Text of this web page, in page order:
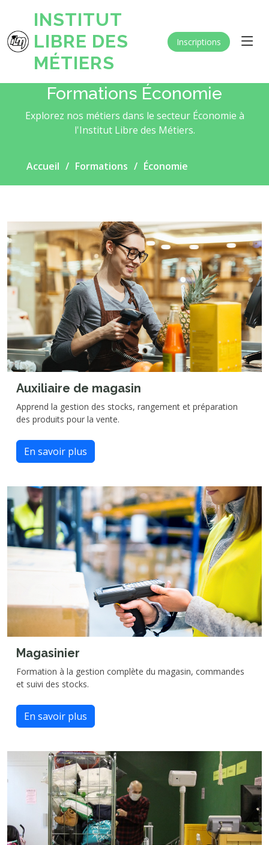
INSTITUT
LIBRE DES
MÉTIERS
Inscriptions
Formations Économie
Explorez nos métiers dans le secteur Économie à
l'Institut Libre des Métiers.
Accueil Formations Économie
Auxiliaire de magasin
Apprend la gestion des stocks, rangement et préparation
des produits pour la vente.
En savoir plus
Magasinier
Formation à la gestion complète du magasin, commandes
et suivi des stocks.
En savoir plus